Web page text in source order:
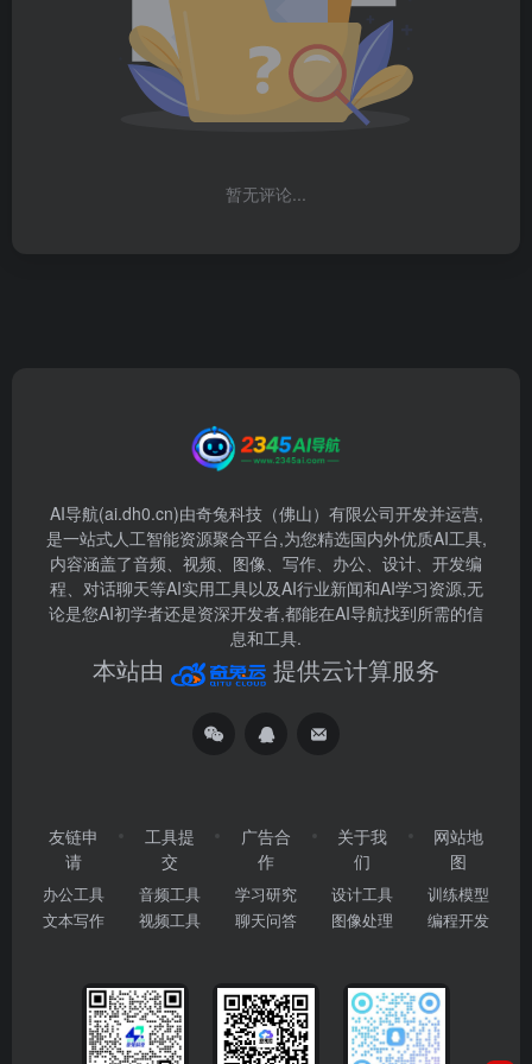
暂无评论...
AI导航(ai.dh0.cn)由奇兔科技（佛山）有限公司开发并运营,
是一站式人工智能资源聚合平台,为您精选国内外优质AI工具,
内容涵盖了音频、视频、图像、写作、办公、设计、开发编
程、对话聊天等AI实用工具以及AI行业新闻和AI学习资源,无
论是您AI初学者还是资深开发者,都能在AI导航找到所需的信
息和工具.
本站由 提供云计算服务
友链申
请
办公工具
文本写作
工具提
交
音频工具
视频工具
广告合
作
学习研究
聊天问答
关于我
们
设计工具
图像处理
网站地
图
训练模型
编程开发